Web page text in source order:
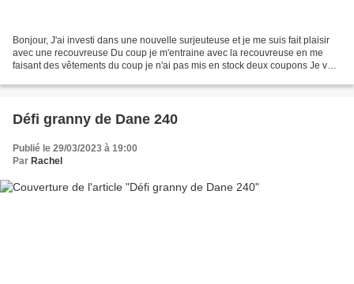
Bonjour, J'ai investi dans une nouvelle surjeuteuse et je me suis fait plaisir
avec une recouvreuse Du coup je m'entraine avec la recouvreuse en me
faisant des vêtements du coup je n'ai pas mis en stock deux coupons Je vais
Défi granny de Dane 240
Publié le 29/03/2023 à 19:00
Par Rachel